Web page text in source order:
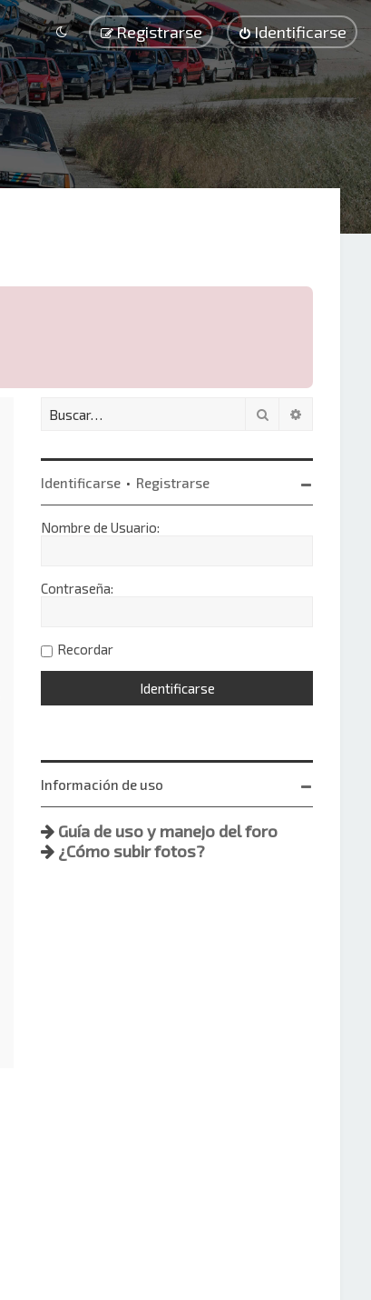
Identificarse
Registrarse
Buscar
Identificarse • Registrarse
Nombre de Usuario:
Contraseña:
Recordar
Información de uso
Guía de uso y manejo del foro
¿Cómo subir fotos?